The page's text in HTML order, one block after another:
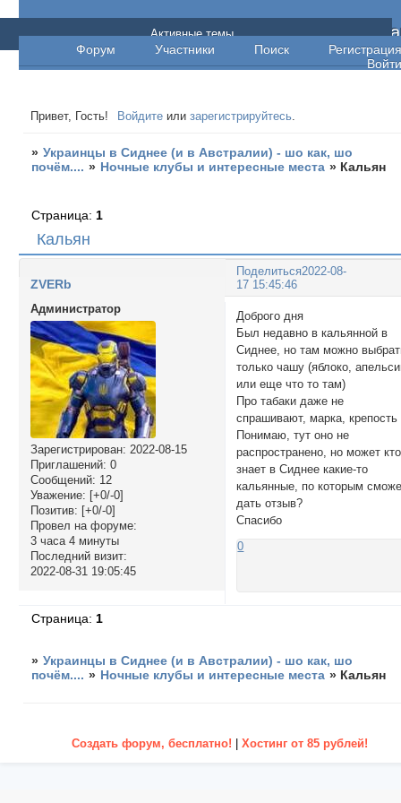
Украинцы в Сиднее (и в Австралии) - шо
шо почём....
Форум Участники Поиск
Регистрация
Войти
Активные темы
Привет, Гость! Войдите илизарегистрируйтесь.
» Украинцы в Сиднее (и в Австралии) - шо как, шо
почём.... » Ночные клубы и интересные места » Кальян
Кальян
Страница: 1
Поделиться2022-08-
17 15:45:46
ZVERb
Администратор
Зарегистрирован: 2022-08-15
Приглашений: 0
Сообщений: 12
Уважение: [+0/-0]
Позитив: [+0/-0]
Провел на форуме:
3 часа 4 минуты
Последний визит:
2022-08-31 19:05:45
Доброго дня
Был недавно в кальянной в
Сиднее, но там можно
только чашу (яблоко,
или еще что то там)
Про табаки даже не
спрашивают, марка, крепость
Понимаю, тут оно не
распространено, но может кто
знает в Сиднее какие-то
кальянные, по которым
дать отзыв?
Спасибо
0
Страница: 1
» Украинцы в Сиднее (и в Австралии) - шо как, шо
почём.... » Ночные клубы и интересные места » Кальян
Создать форум, бесплатно! Хостинг от 85 рублей!